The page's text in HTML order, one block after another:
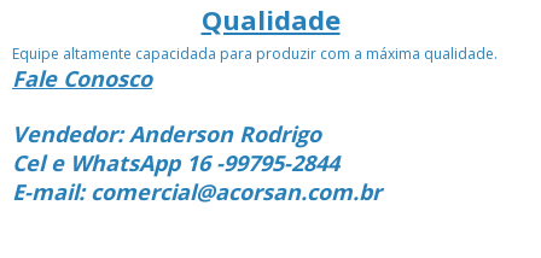
Qualidade
Equipe altamente capacidada para produzir com a máxima qualidade.
Fale Conosco
Vendedor: Anderson Rodrigo
Cel e WhatsApp 16 -99795-2844
E-mail: comercial@acorsan.com.br